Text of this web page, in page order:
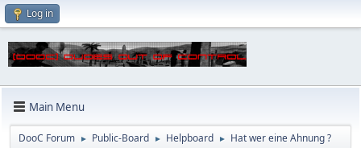
Log in
Main Menu
DooC Forum ► Public-Board ► Helpboard ► Hat wer eine Ahnung ?